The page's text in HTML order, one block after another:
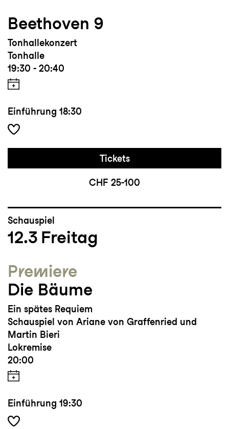
Beethoven 9
Tonhallekonzert
Tonhalle
19:30 - 20:40
Einführung 18:30
Tickets
CHF 25-100
Schauspiel
12.3 Freitag
Premiere
Die Bäume
Ein spätes Requiem
Schauspiel von Ariane von Graffenried und
Martin Bieri
Lokremise
20:00
Einführung 19:30